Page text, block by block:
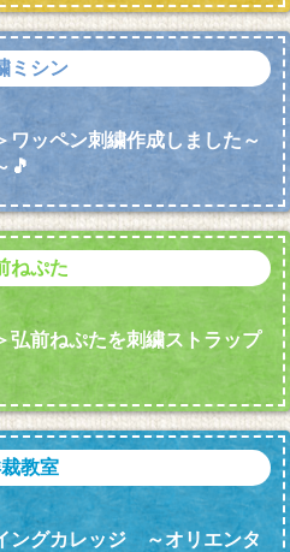
ミシン
ワッペン刺繍作成しました～
🎵
ねぷた
弘前ねぷたを刺繍ストラップ
教室
ングカレッジ ～オリエンタ